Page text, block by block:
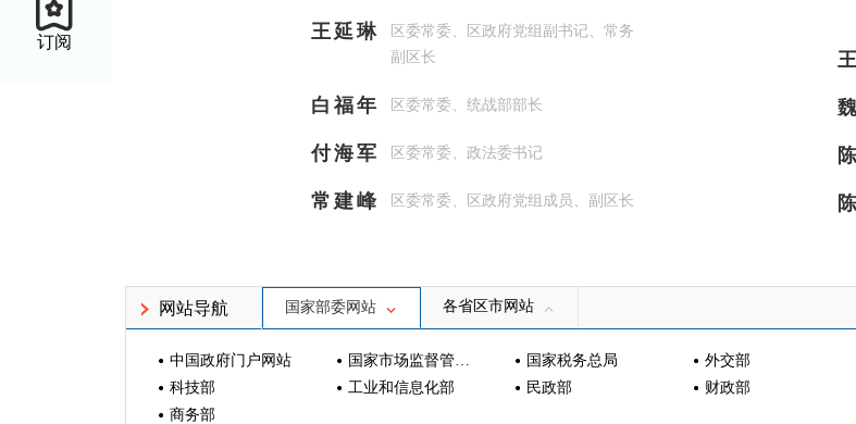
订阅 王延琳
区委常委、区政府党组副书记、常务
副区长
白福年 区委常委、统战部部长
付海军 区委常委、政法委书记
常建峰 区委常委、区政府党组成员、副区长
网站导航 国家部委网站 各省区市网站
中国政府门户网站 国家市场监督管理总局 国家税务总局 外交部
科技部
工业和信息化部 民政部 财政部
商务部